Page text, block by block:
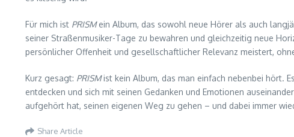
Für mich ist PRISMein Album, das sowohl neue Hörer als auch
seiner Straßenmusiker-Tage zu bewahren und gleichzeitig neue
persönlicher Offenheit und gesellschaftlicher Relevanz meistert,
Kurz gesagt: PRISMist kein Album, das man einfach nebenbei hört.
entdecken und sich mit seinen Gedanken und Emotionen
aufgehört hat, seinen eigenen Weg zu gehen – und dabei immer
Share Article